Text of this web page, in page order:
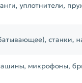
уплотнители,
станки,
микрофоны,